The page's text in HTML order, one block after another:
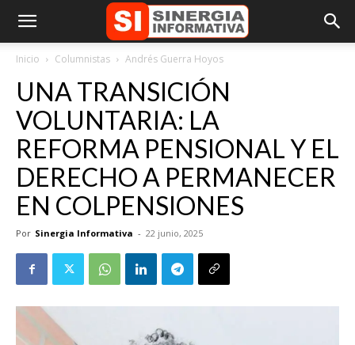
Inicio Columnistas Andrés Guerra Hoyos
UNA TRANSICIÓN
VOLUNTARIA: LA
REFORMA PENSIONAL Y EL
DERECHO A PERMANECER
EN COLPENSIONES
Por Sinergia Informativa - 22 junio, 2025